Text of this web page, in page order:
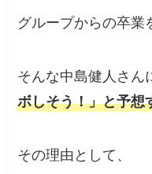
グループからの卒業
そんな中島健人さん
ボしそう！」と予想
その理由として、